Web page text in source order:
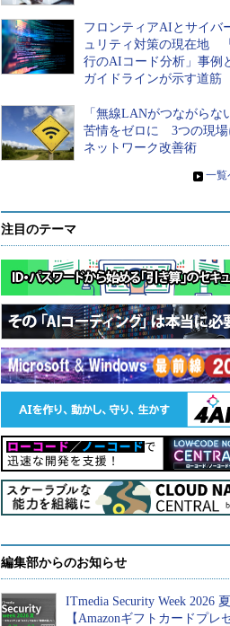
フロンティアAIとサイバ
ュリティ対策の現在地
行のAIコード分析」事例
ガイドラインが示す道筋
「無線LANがつながらな
苦情をゼロに 3つの現場
ネットワーク改善術
» 一覧
注目のテーマ
編集部からのお知らせ
ITmedia Security Week 2026 夏
【Amazonギフトカードプレ